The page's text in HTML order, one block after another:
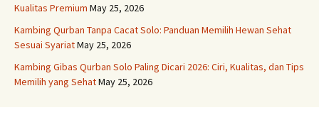
Kualitas Premium May 25, 2026
Kambing Qurban Tanpa Cacat Solo: Panduan Memilih Hewan Sehat
Sesuai SyariatMay 25, 2026
Kambing Gibas Qurban Solo Paling Dicari 2026: Ciri, Kualitas, dan Tips
Memilih yang SehatMay 25, 2026